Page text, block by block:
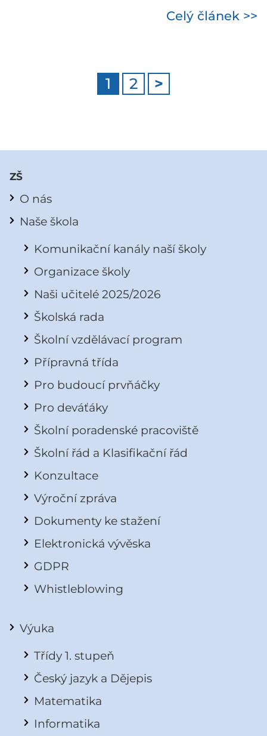
Celý článek >>
1 2 >
ZŠ
O nás
Naše škola
Komunikační kanály naší školy
Organizace školy
Naši učitelé 2025/2026
Školská rada
Školní vzdělávací program
Přípravná třída
Pro budoucí prvňáčky
Pro deváťáky
Školní poradenské pracoviště
Školní řád a Klasifikační řád
Konzultace
Výroční zpráva
Dokumenty ke stažení
Elektronická vývěska
GDPR
Whistleblowing
Výuka
Třídy 1. stupeň
Český jazyk a Dějepis
Matematika
Informatika